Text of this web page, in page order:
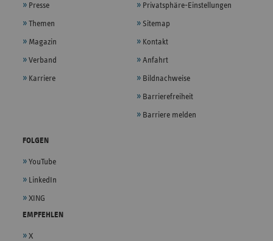
Presse
Themen
Magazin
Verband
Karriere
Privatsphäre-Einstellungen
Sitemap
Kontakt
Anfahrt
Bildnachweise
Barrierefreiheit
Barriere melden
FOLGEN
YouTube
LinkedIn
XING
EMPFEHLEN
X